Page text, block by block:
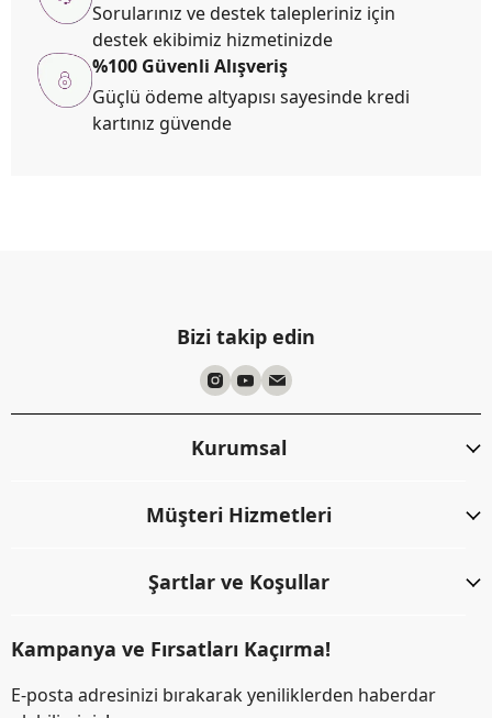
Sorularınız ve destek talepleriniz için
destek ekibimiz hizmetinizde
%100 Güvenli Alışveriş
Güçlü ödeme altyapısı sayesinde kredi
kartınız güvende
Bizi takip edin
Kurumsal
Müşteri Hizmetleri
Şartlar ve Koşullar
Kampanya ve Fırsatları Kaçırma!
E-posta adresinizi bırakarak yeniliklerden haberdar